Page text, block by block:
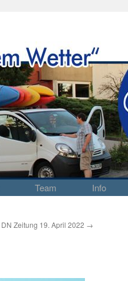
Team Info
DN Zeitung 19. April 2022 →